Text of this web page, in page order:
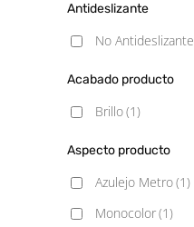
Antideslizante
No Antideslizante
Acabado producto
Brillo(1)
Aspecto producto
Azulejo Metro(1)
Monocolor(1)